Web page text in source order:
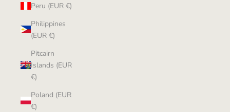
Peru (EUR €)
Philippines
(EUR €)
Pitcairn
Islands (EUR
€)
Poland (EUR
€)